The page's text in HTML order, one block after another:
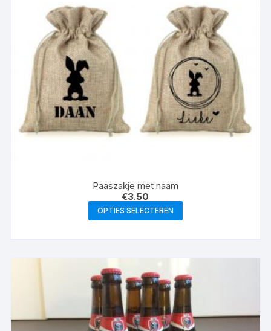
Paaszakje met naam
€3.50
OPTIES SELECTEREN
product
Deze
optie
kan
gekozen